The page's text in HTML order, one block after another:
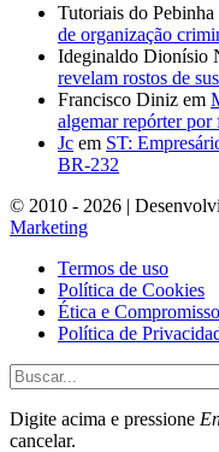
Tutoriais do Pebinha
de organização
Ideginaldo Dionísio
revelam rostos de
Francisco Diniz em
algemar repórter por
Jc em ST:
BR-232
© 2010 - 2026 |
Marketing
Termos de uso
Política de Cookies
Ética e Compromisso
Política de
Digite acima e pressione
cancelar.